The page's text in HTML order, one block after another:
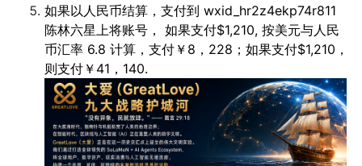
如果以人民币结算，支付到 wxid_hr2z4ekp74r811
陈林六星上将账号， 如果支付$1,210, 按美元与人民
币汇率 6.8 计算，支付￥8，228；如果支付$1,210，
则支付￥41，140.